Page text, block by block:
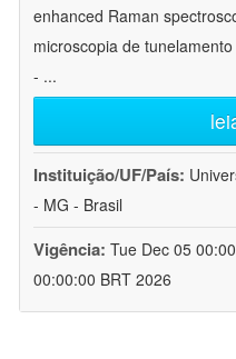
enhanced Raman
microscopia de
- ...
Instituição/UF/País:
- MG - Brasil
Vigência: Tue Dec 05
00:00:00 BRT 2026